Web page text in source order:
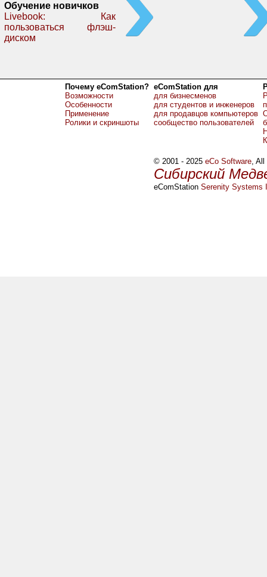
Обучение новичков
Livebook: Как
пользоваться флэш-
диском
Почему eComStation?
Возможности
Особенности
Применение
Ролики и скриншоты
eComStation для
для бизнесменов
для студентов и инженеров
для продавцов компьютеров
сообщество пользователей
© 2001 - 2025eCo Software, All
Сибирский
eComStationSerenity Systems